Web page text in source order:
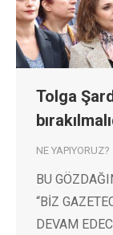
Tolga
NE YAPIYORUZ?
BU
“BİZ
DEVAM